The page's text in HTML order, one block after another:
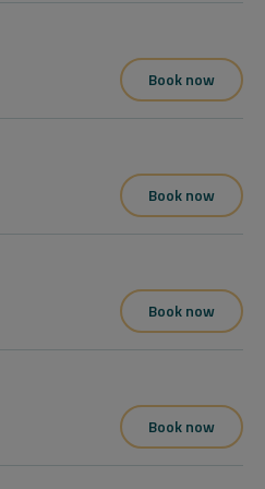
Book now
Book now
Book now
Book now